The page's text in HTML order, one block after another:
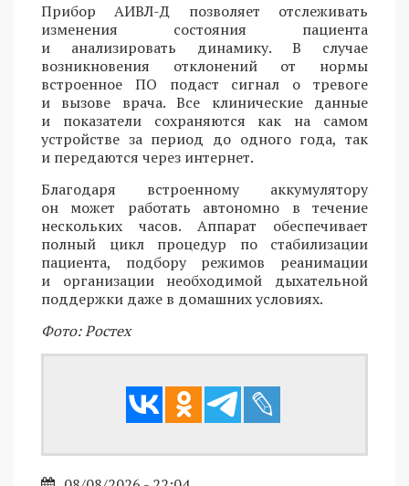
Прибор АИВЛ-Д позволяет отслеживать
изменения состояния пациента
и анализировать динамику. В случае
возникновения отклонений от нормы
встроенное ПО подаст сигнал о тревоге
и вызове врача. Все клинические данные
и показатели сохраняются как на самом
устройстве за период до одного года, так
и передаются через интернет.
Благодаря встроенному аккумулятору
он может работать автономно в течение
нескольких часов. Аппарат обеспечивает
полный цикл процедур по стабилизации
пациента, подбору режимов реанимации
и организации необходимой дыхательной
поддержки даже в домашних условиях.
Фото: Ростех